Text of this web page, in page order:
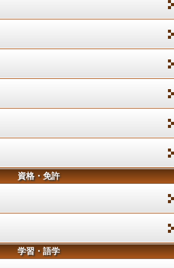
資格・免許
学習・語学